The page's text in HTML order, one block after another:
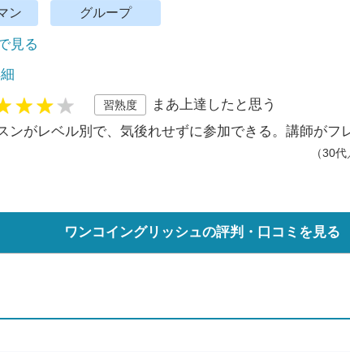
ン グループ
見る
習熟度
まあ上達したと思う
ンがレベル別で、気後れせずに参加できる。講師がフ
（30
ワンコイングリッシュの評判・口コミを見る